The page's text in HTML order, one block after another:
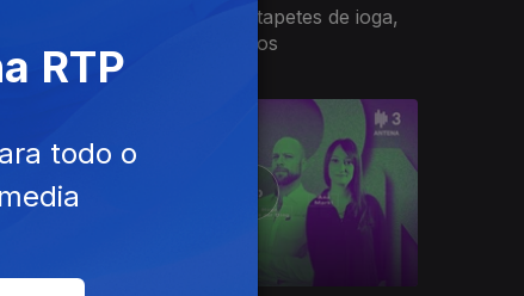
Jogos de consola, tapetes de ioga,
livros e preservativos
RTP
todo o